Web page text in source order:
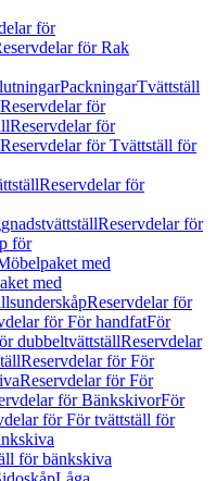
för
för Rak
PackningarTvättställ
Reservdelar för
Reservdelar för
Reservdelar för Tvättställ för
Reservdelar för
Reservdelar för
för
med
med
Reservdelar för
för För handfatFör
dubbeltvättställReservdelar
Reservdelar för För
Reservdelar för För
för BänkskivorFör
för För tvättställ för
för bänkskiva